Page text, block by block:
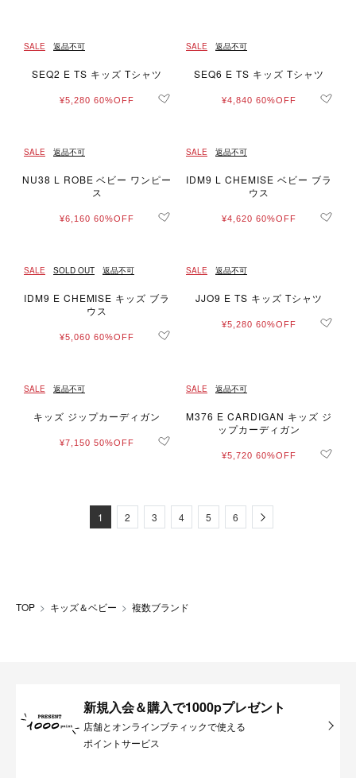
SALE 返品不可
SEQ2 E TS キッズ Tシャツ
¥5,280 60%OFF
SALE 返品不可
SEQ6 E TS キッズ Tシャツ
¥4,840 60%OFF
SALE 返品不可
NU38 L ROBE ベビー ワンピー
ス
¥6,160 60%OFF
SALE 返品不可
IDM9 L CHEMISE ベビー ブラ
ウス
¥4,620 60%OFF
SALE SOLD OUT 返品不可
IDM9 E CHEMISE キッズ ブラ
ウス
¥5,060 60%OFF
SALE 返品不可
JJO9 E TS キッズ Tシャツ
¥5,280 60%OFF
SALE 返品不可
キッズ ジップカーディガン
¥7,150 50%OFF
SALE 返品不可
M376 E CARDIGAN キッズ ジ
ップカーディガン
¥5,720 60%OFF
1 2 3 4 5 6 Next
TOP キッズ＆ベビー 複数ブランド
新規入会＆購入で1000pプレゼント
店舗とオンラインブティックで使える
ポイントサービス